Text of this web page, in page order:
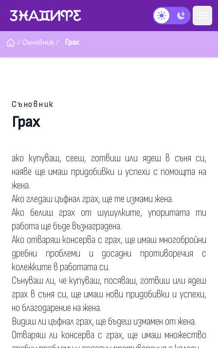
Тъмен режим
/ Съновник / Грах
Съновник
Грах
ако купуваш, сееш, готвиш или ядеш в съня си,
наяве ще имаш придобивки и успехи с помощта на
жена.
Ако гледаш цъфнал грах, ще те измами жена.
Ако белиш грах от шушулките, упоритата ти
работа ще бъде възнаградена.
Ако отваряш консерва с грах, ще имаш многобройни
дребни проблеми и досадни противоречия с
колежките в работата си.
Сънуваш ли, че купуваш, посяваш, готвиш или ядеш
грах в съня си, ще имаш нови придобивки и успехи,
но благодарение на жена.
Видиш ли цъфнал грах, ще бъдеш измамен от жена.
Отваряш ли консерва с грах, ще имаш множество